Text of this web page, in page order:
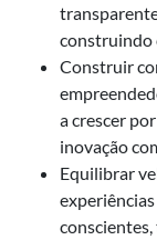
construindo
Construir
a crescer
inovação
Equilibrar